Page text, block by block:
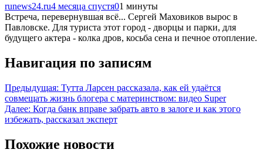
runews24.ru4 месяца спустя01 минуты
Встреча, перевернувшая всё... Сергей Маховиков вырос в
Павловске. Для туриста этот город - дворцы и парки, для
будущего актера - колка дров, косьба сена и печное отопление.
Навигация по записям
Предыдущая: Тутта Ларсен рассказала, как ей удаётся
совмещать жизнь блогера с материнством: видео Super
Далее: Когда банк вправе забрать авто в залоге и как этого
избежать, рассказал эксперт
Похожие новости